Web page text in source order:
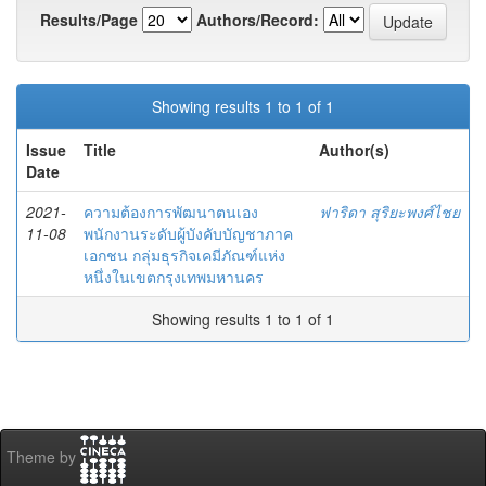
Results/Page
Authors/Record:
Showing results 1 to 1 of 1
Issue
Date
Title Author(s)
2021-
11-08
ความต้องการพัฒนาตนเอง
พนักงานระดับผู้บังคับบัญชาภาค
เอกชน กลุ่มธุรกิจเคมีภัณฑ์แห่ง
หนึ่งในเขตกรุงเทพมหานคร
ฟาริดา สุริยะพงศ์ไชย
Showing results 1 to 1 of 1
Theme by